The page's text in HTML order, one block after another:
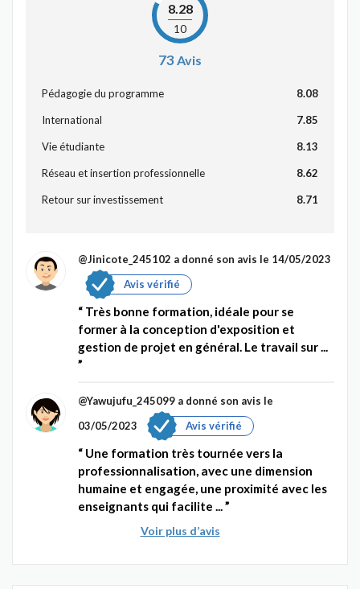
8.28
10
73Avis
Pédagogie du programme 8.08
International 7.85
Vie étudiante 8.13
Réseau et insertion professionnelle 8.62
Retour sur investissement 8.71
@Jinicote_245102 a donné son avis le 14/05/2023
Avis vérifié
Très bonne formation, idéale pour se
former à la conception d'exposition et
gestion de projet en général. Le travail sur ...
@Yawujufu_245099 a donné son avis le
03/05/2023
Avis vérifié
Une formation très tournée vers la
professionnalisation, avec une dimension
humaine et engagée, une proximité avec les
enseignants qui facilite ...
Voir plus d’avis